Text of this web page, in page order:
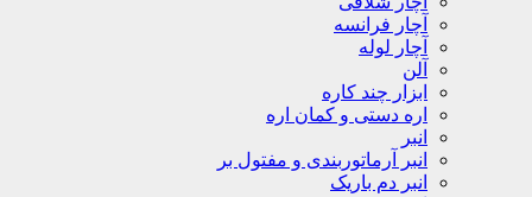
آچار فرانسه
آچار لوله
آلن
ابزار چند کاره
اره دستی و کمان اره
انبر
انبر آرماتوربندی و مفتول بر
انبر دم باریک